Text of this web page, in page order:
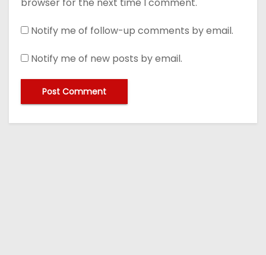
Notify me of follow-up comments by email.
Notify me of new posts by email.